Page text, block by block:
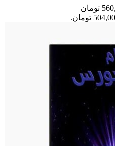
قیمت اصلی: 560,000 تومان